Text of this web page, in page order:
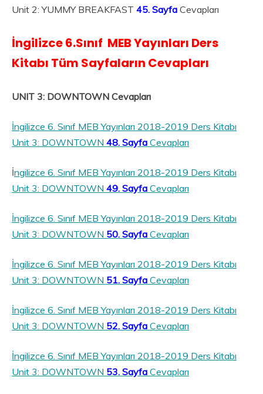
Unit 2: YUMMY BREAKFAST 45. Sayfa Cevapları
İngilizce6.Sınıf MEB Yayınları Ders
Kitabı Tüm Sayfaların Cevapları
UNIT 3: DOWNTOWN Cevapları
İngilizce 6. Sınıf MEB Yayınları 2018-2019 Ders Kitabı
Unit 3: DOWNTOWN 48. Sayfa Cevapları
İngilizce 6. Sınıf MEB Yayınları 2018-2019 Ders Kitabı
Unit 3: DOWNTOWN 49. Sayfa Cevapları
İngilizce 6. Sınıf MEB Yayınları 2018-2019 Ders Kitabı
Unit 3: DOWNTOWN 50. Sayfa Cevapları
İngilizce 6. Sınıf MEB Yayınları 2018-2019 Ders Kitabı
Unit 3: DOWNTOWN 51. Sayfa Cevapları
İngilizce 6. Sınıf MEB Yayınları 2018-2019 Ders Kitabı
Unit 3: DOWNTOWN 52. Sayfa Cevapları
İngilizce 6. Sınıf MEB Yayınları 2018-2019 Ders Kitabı
Unit 3: DOWNTOWN 53. Sayfa Cevapları